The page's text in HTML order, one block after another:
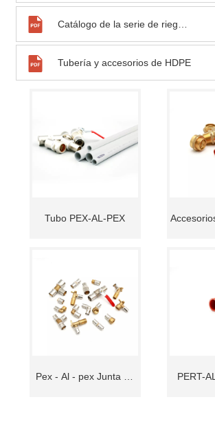
Tubería y accesorios de HDPE
Tubo PEX-AL-PEX
Pex - Al - pex Junta de PERT-